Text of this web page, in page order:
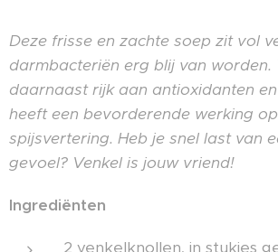
Deze frisse en zachte soep zit vol
darmbacteriën erg blij van worden.
daarnaast rijk aan antioxidanten
heeft een bevorderende werking
spijsvertering. Heb je snel last van
gevoel? Venkel is jouw vriend!
Ingrediënten
2 venkelknollen, in stukjes